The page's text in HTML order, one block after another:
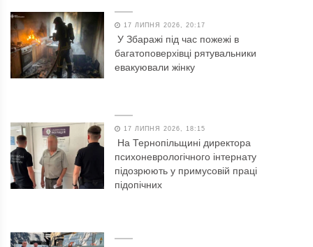
17 ЛИПНЯ 2026, 20:17
У Збаражі під час пожежі в
багатоповерхівці рятувальники
евакуювали жінку
17 ЛИПНЯ 2026, 18:15
На Тернопільщині директора
психоневрологічного інтернату
підозрюють у примусовій праці
підопічних